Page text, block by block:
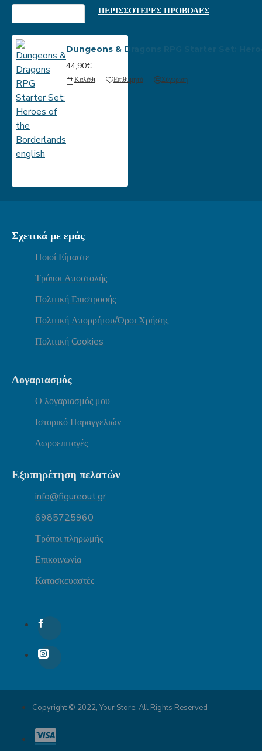
ΠΕΡΙΣΣΟΤΕΡΕΣ ΠΡΟΒΟΛΕΣ
Dungeons & Dragons RPG Starter Set:
44,90€
Καλάθι Επιθυμητό Σύγκριση
Σχετικά με εμάς
Ποιοί Είμαστε
Τρόποι Αποστολής
Πολιτική Επιστροφής
Πολιτική Απορρήτου/Όροι Χρήσης
Πολιτική Cookies
Λογαριασμός
Ο λογαριασμός μου
Ιστορικό Παραγγελιών
Δωροεπιταγές
Εξυπηρέτηση πελατών
info@figureout.gr
6985725960
Τρόποι πληρωμής
Επικοινωνία
Κατασκευαστές
Copyright © 2022, Your Store, All Rights Reserved